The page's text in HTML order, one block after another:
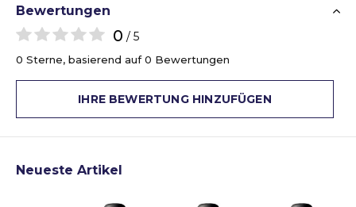
Bewertungen
0 / 5
0 Sterne, basierend auf 0 Bewertungen
IHRE BEWERTUNG HINZUFÜGEN
Neueste Artikel